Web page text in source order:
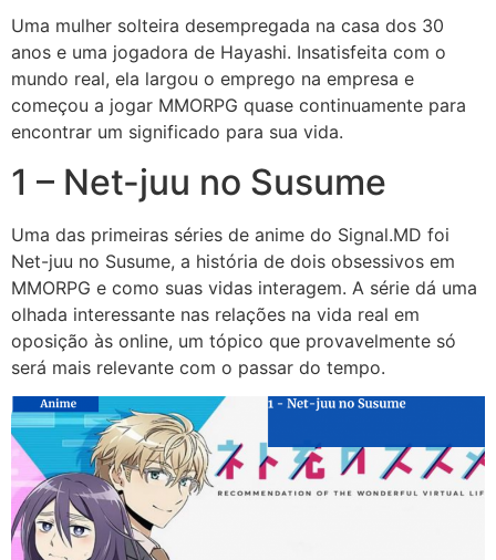
Uma mulher solteira desempregada na casa dos 30
anos e uma jogadora de Hayashi. Insatisfeita com o
mundo real, ela largou o emprego na empresa e
começou a jogar MMORPG quase continuamente para
encontrar um significado para sua vida.
1 – Net-juu no Susume
Uma das primeiras séries de anime do Signal.MD foi
Net-juu no Susume, a história de dois obsessivos em
MMORPG e como suas vidas interagem. A série dá uma
olhada interessante nas relações na vida real em
oposição às online, um tópico que provavelmente só
será mais relevante com o passar do tempo.